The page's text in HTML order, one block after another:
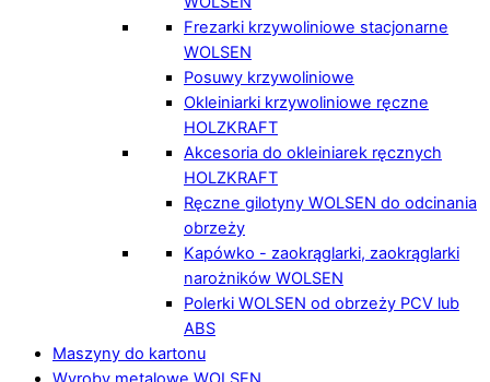
Frezarki krzywoliniowe stacjonarne
WOLSEN
Posuwy krzywoliniowe
Okleiniarki krzywoliniowe ręczne
HOLZKRAFT
Akcesoria do okleiniarek ręcznych
HOLZKRAFT
Ręczne gilotyny WOLSEN do odcinania
obrzeży
Kapówko - zaokrąglarki, zaokrąglarki
narożników WOLSEN
Polerki WOLSEN od obrzeży PCV lub
ABS
Maszyny do kartonu